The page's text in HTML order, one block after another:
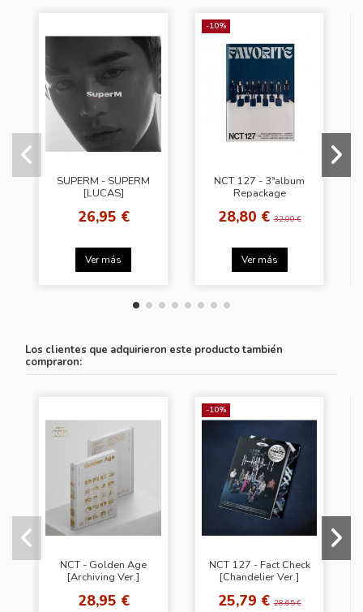
SUPERM - SUPERM
[LUCAS]
26,95 €
Ver más
-10%
NCT 127 - 3ªalbum
Repackage
Ver.]
28,80 €32,00 €
Ver más
Los clientes que adquirieron este producto también
compraron:
NCT - Golden Age
[Archiving Ver.]
28,95 €
-10%
NCT 127 - Fact Check
[Chandelier Ver.]
25,79 €28,65 €